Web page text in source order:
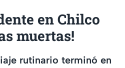
en Chilco
muertas!
rutinario terminó en